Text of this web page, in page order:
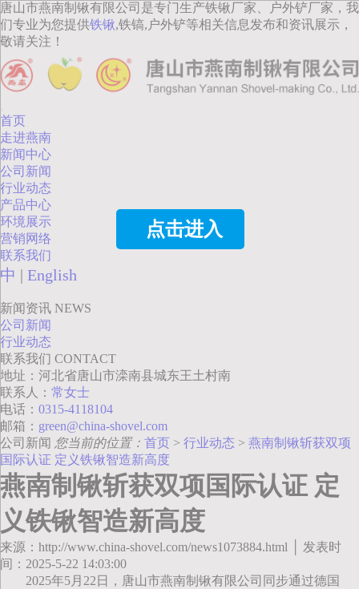
点击进入
唐山市燕南制锹有限公司是专门生产铁锹厂家、户外铲厂家，我
们专业为您提供铁锹,铁镐,户外铲等相关信息发布和资讯展示，
敬请关注！
首页
走进燕南
新闻中心
公司新闻
行业动态
产品中心
环境展示
营销网络
联系我们
中 | English
新闻资讯 NEWS
公司新闻
行业动态
联系我们 CONTACT
地址：河北省唐山市滦南县城东王土村南
联系人： 常女士
电话： 0315-4118104
邮箱： green@china-shovel.com
公司新闻 您当前的位置： 首页 > 行业动态 > 燕南制锹斩获双项
国际认证 定义铁锹智造新高度
燕南制锹斩获双项国际认证 定
义铁锹智造新高度
来源：http://www.china-shovel.com/news1073884.html │ 发表时
间：2025-5-22 14:03:00
2025年5月22日，唐山市燕南制锹有限公司同步通过德国